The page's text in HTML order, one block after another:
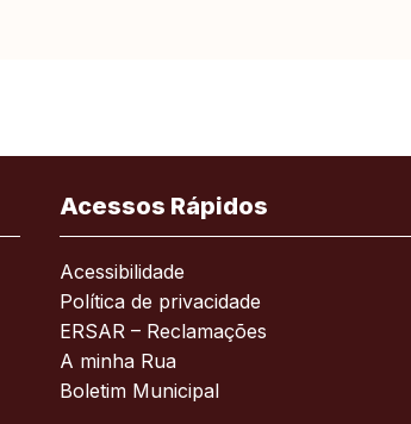
Acessos Rápidos
Acessibilidade
Política de privacidade
ERSAR – Reclamações
A minha Rua
Boletim Municipal